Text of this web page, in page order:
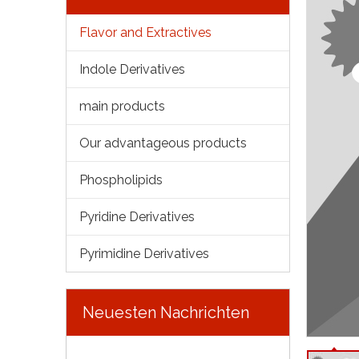
Flavor and Extractives
Indole Derivatives
main products
Our advantageous products
Phospholipids
Pyridine Derivatives
Pyrimidine Derivatives
Neuesten Nachrichten